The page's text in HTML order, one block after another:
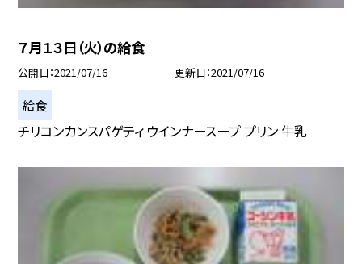
７月１３日（火）の給食
公開日 2021/07/16 更新日 2021/07/16
給食
チリコンカンスパゲティ ウインナースープ プリン 牛乳